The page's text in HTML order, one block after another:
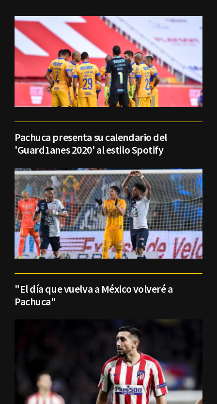
Pachuca presenta su calendario del
'Guard1anes 2020' al estilo Spotify
"El día que vuelva a México volveré a
Pachuca"